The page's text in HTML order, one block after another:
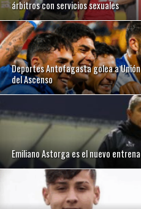
árbitros con servicios sexuales
Deportes Antofagasta golea a
del Ascenso
Emiliano Astorga es el nuevo